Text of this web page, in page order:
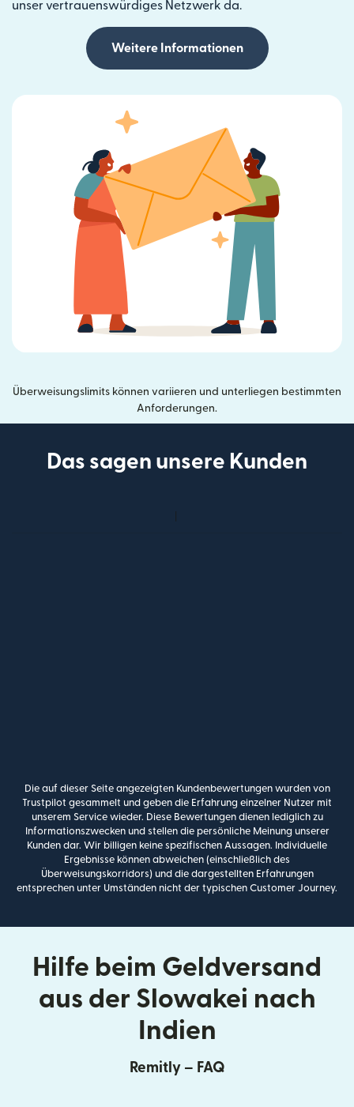
unser vertrauenswürdiges Netzwerk da.
Weitere Informationen
Überweisungslimits können variieren und unterliegen bestimmten
Anforderungen.
Das sagen unsere Kunden
Die auf dieser Seite angezeigten Kundenbewertungen wurden von
Trustpilot gesammelt und geben die Erfahrung einzelner Nutzer mit
unserem Service wieder. Diese Bewertungen dienen lediglich zu
Informationszwecken und stellen die persönliche Meinung unserer
Kunden dar. Wir billigen keine spezifischen Aussagen. Individuelle
Ergebnisse können abweichen (einschließlich des
Überweisungskorridors) und die dargestellten Erfahrungen
entsprechen unter Umständen nicht der typischen Customer Journey.
Hilfe beim Geldversand
aus der Slowakei nach
Indien
Remitly – FAQ